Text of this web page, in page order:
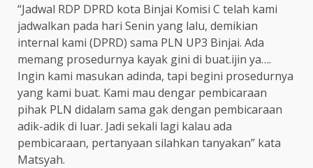
“Jadwal RDP DPRD kota Binjai Komisi C telah kami
jadwalkan pada hari Senin yang lalu, demikian
internal kami (DPRD) sama PLN UP3 Binjai. Ada
memang prosedurnya kayak gini di buat.ijin ya….
Ingin kami masukan adinda, tapi begini prosedurnya
yang kami buat. Kami mau dengar pembicaraan
pihak PLN didalam sama gak dengan pembicaraan
adik-adik di luar. Jadi sekali lagi kalau ada
pembicaraan, pertanyaan silahkan tanyakan” kata
Matsyah.